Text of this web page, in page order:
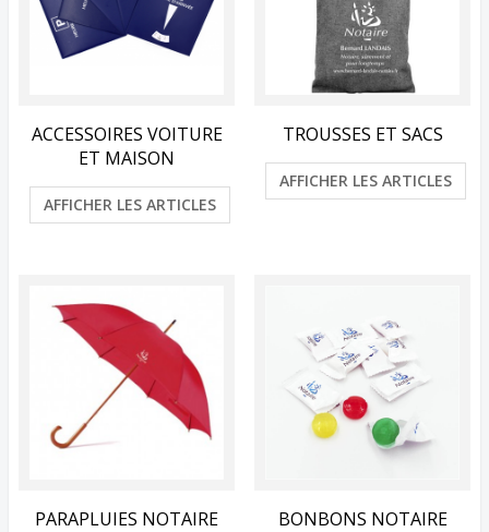
ACCESSOIRES VOITURE
ET MAISON
AFFICHER LES ARTICLES
TROUSSES ET SACS
AFFICHER LES ARTICLES
PARAPLUIES NOTAIRE BONBONS NOTAIRE